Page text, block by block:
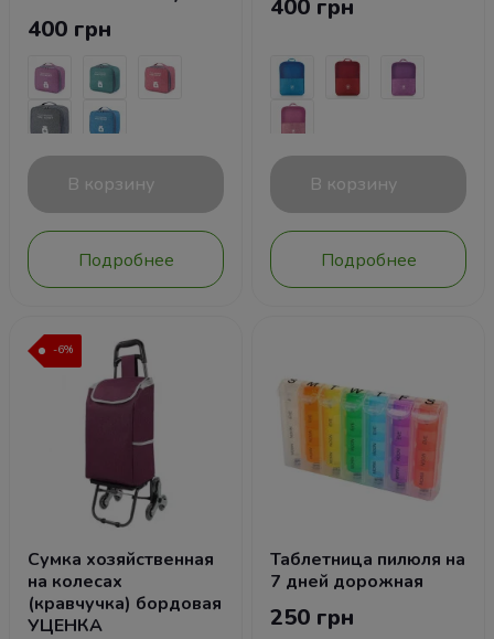
400 грн
В корзину
Подробнее
400 грн
В корзину
Подробнее
-6%
Сумка хозяйственная
на колесах
(кравчучка) бордовая
УЦЕНКА
Таблетница пилюля на
7 дней дорожная
250 грн